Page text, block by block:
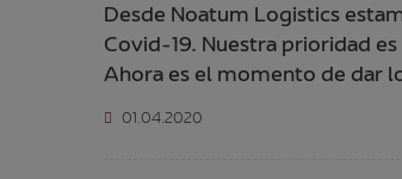
Desde Noatum Logistics
Covid-19. Nuestra prioridad
Ahora es el momento de dar
01.04.2020